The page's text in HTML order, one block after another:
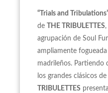
“Trials and
de
THE TRIBULETTES
agrupación de Soul
ampliamente
madrileños. Partiendo
los grandes clásicos
TRIBULETTES